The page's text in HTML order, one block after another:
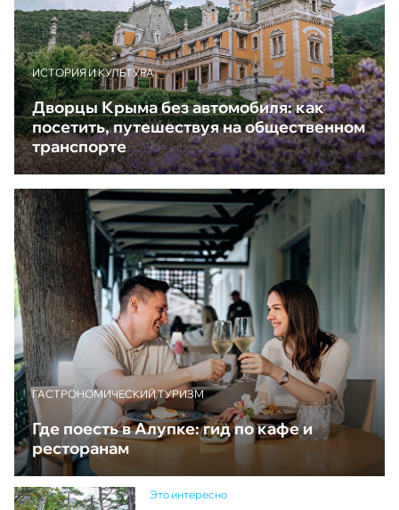
ИСТОРИЯ И КУЛЬТУРА
Дворцы Крыма без автомобиля: как
посетить, путешествуя на общественном
транспорте
ГАСТРОНОМИЧЕСКИЙ ТУРИЗМ
Где поесть в Алупке: гид по кафе и
ресторанам
Это интересно